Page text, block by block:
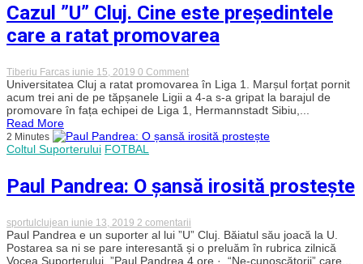
Cazul ”U” Cluj. Cine este președintele
care a ratat promovarea
Tiberiu Farcas iunie 15, 2019 0 Commenton
Cazul
”U”
Cluj.
Cine
președintele
promovarea
Universitatea Cluj a ratat promovarea în Liga 1. Marșul forțat pornit
acum trei ani de pe tăpșanele Ligii a 4-a s-a gripat la barajul de
promovare în fața echipei de Liga 1, Hermannstadt Sibiu,...
Read More
2 Minutes
Coltul Suporterului FOTBAL
Paul Pandrea: O șansă irosită prostește
sportulclujean iunie 13, 2019 2 comentarii
Paul
Pandrea:
O
Paul Pandrea e un suporter al lui ”U” Cluj. Băiatul său joacă la U.
Postarea sa ni se pare interesantă și o preluăm în rubrica zilnică
Vocea Suporterului. ”Paul Pandrea 4 ore · “Ne-cunoscătorii” care...